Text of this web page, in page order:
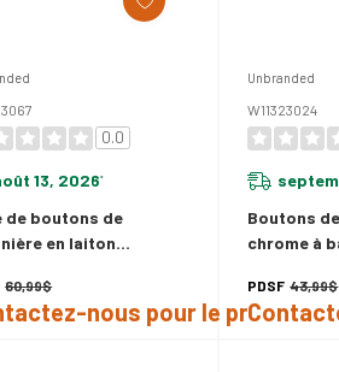
0.0
13, 2026*
de boutons de
en laiton
60,99$
nous pour le prix
Unbranded
W11323024
Boutons
chrome à
PDSF 43,99$